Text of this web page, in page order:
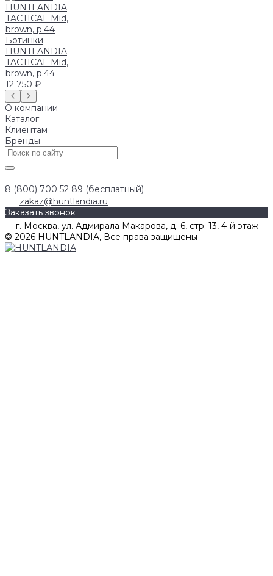
Ботинки
HUNTLANDIA
TACTICAL Mid,
brown, р.44
12 750 ₽
О компании
Каталог
Клиентам
Бренды
8 (800) 700 52 89 (бесплатный)
zakaz@huntlandia.ru
Заказать звонок
г. Москва, ул. Адмирала Макарова, д. 6, стр. 13, 4-й этаж
© 2026 HUNTLANDIA, Все права защищены